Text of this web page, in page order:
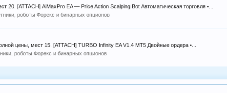
20. [ATTACH] AiMaxPro EA — Price Action Scalping Bot Автоматическая торговля •...
роботы Форекс и бинарных опционов
цены, мест 15. [ATTACH] TURBO Infinity EA V1.4 MT5 Двойные ордера •...
роботы Форекс и бинарных опционов